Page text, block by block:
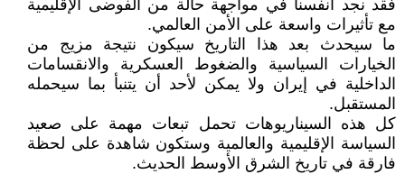
فقد نجد أنفسنا في مواجهة حالة من الفوضى الإقليمية
مع تأثيرات واسعة على الأمن العالمي.
ما سيحدث بعد هذا التاريخ سيكون نتيجة مزيج من
الخيارات السياسية والضغوط العسكرية والانقسامات
الداخلية في إيران ولا يمكن لأحد أن يتنبأ بما سيحمله
المستقبل.
كل هذه السيناريوهات تحمل تبعات مهمة على صعيد
السياسة الإقليمية والعالمية وستكون شاهدة على لحظة
فارقة في تاريخ الشرق الأوسط الحديث.